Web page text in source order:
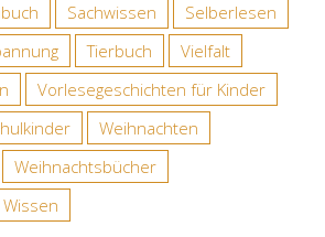
Sachwissen
Selberlesen
Tierbuch
Vielfalt
Vorlesegeschichten für Kinder
Weihnachten
Weihnachtsbücher
Wissen